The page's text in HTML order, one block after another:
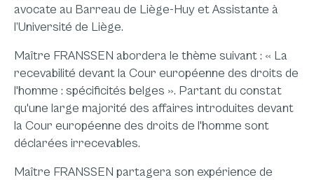
avocate au Barreau de Liège-Huy et Assistante à
l’Université de Liège.
Maître FRANSSEN abordera le thème suivant : « La
recevabilité devant la Cour européenne des droits de
l'homme : spécificités belges ». Partant du constat
qu'une large majorité des affaires introduites devant
la Cour européenne des droits de l'homme sont
déclarées irrecevables.
Maître FRANSSEN partagera son expérience de